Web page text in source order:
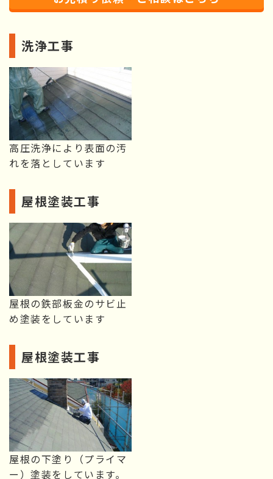
洗浄工事
高圧洗浄により表面の汚
れを落としています
屋根塗装工事
屋根の鉄部板金のサビ止
め塗装をしています
屋根塗装工事
屋根の下塗り（プライマ
ー）塗装をしています。